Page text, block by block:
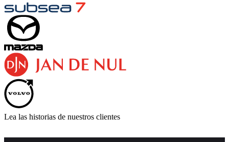
Lea las historias de nuestros clientes